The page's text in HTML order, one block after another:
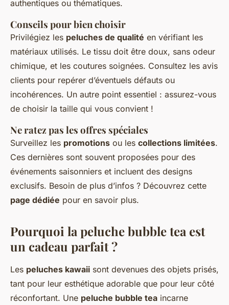
authentiques ou thématiques.
Conseils pour bien choisir
Privilégiez les peluches de qualité en vérifiant les
matériaux utilisés. Le tissu doit être doux, sans odeur
chimique, et les coutures soignées. Consultez les avis
clients pour repérer d’éventuels défauts ou
incohérences. Un autre point essentiel : assurez-vous
de choisir la taille qui vous convient !
Ne ratez pas les offres spéciales
Surveillez les promotions ou les collections limitées.
Ces dernières sont souvent proposées pour des
événements saisonniers et incluent des designs
exclusifs. Besoin de plus d’infos ? Découvrez cette
page dédiée pour en savoir plus.
Pourquoi la peluche bubble tea est
un cadeau parfait ?
Les peluches kawaii sont devenues des objets prisés,
tant pour leur esthétique adorable que pour leur côté
réconfortant. Une peluche bubble tea incarne